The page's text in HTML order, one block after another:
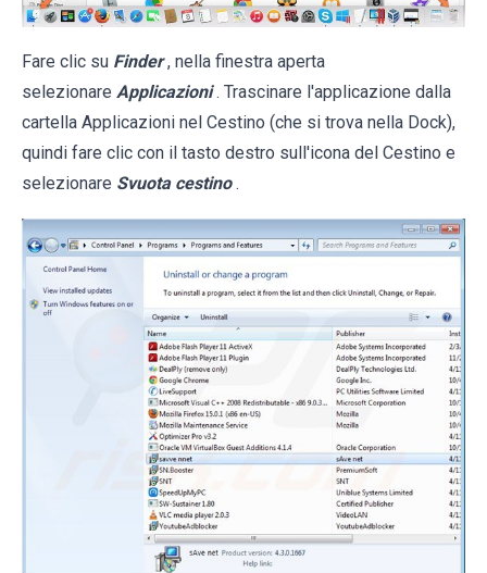
Fare clic su Finder , nella finestra aperta
selezionare Applicazioni . Trascinare l'applicazione dalla
cartella Applicazioni nel Cestino (che si trova nella Dock),
quindi fare clic con il tasto destro sull'icona del Cestino e
selezionare Svuota cestino .